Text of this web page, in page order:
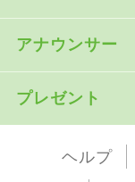
アナウンサー
プレゼント
ヘルプ